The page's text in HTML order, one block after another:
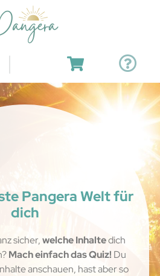
Pangera Welt für
dich
sicher,welche Inhaltedich
Mach einfach das Quiz! Du
anschauen, hast aber so